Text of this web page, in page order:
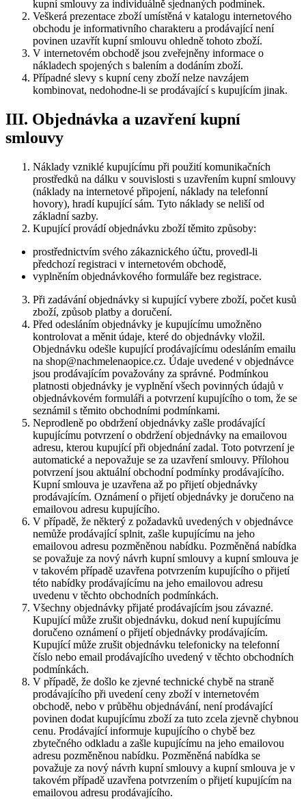
kupní smlouvy za individuálně sjednaných podmínek.
Veškerá prezentace zboží umístěná v katalogu internetového
obchodu je informativního charakteru a prodávající není
povinen uzavřít kupní smlouvu ohledně tohoto zboží.
V internetovém obchodě jsou zveřejněny informace o
nákladech spojených s balením a dodáním zboží.
Případné slevy s kupní ceny zboží nelze navzájem
kombinovat, nedohodne-li se prodávající s kupujícím jinak.
III. Objednávka a uzavření kupní
smlouvy
Náklady vzniklé kupujícímu při použití komunikačních
prostředků na dálku v souvislosti s uzavřením kupní smlouvy
(náklady na internetové připojení, náklady na telefonní
hovory), hradí kupující sám. Tyto náklady se neliší od
základní sazby.
Kupující provádí objednávku zboží těmito způsoby:
prostřednictvím svého zákaznického účtu, provedl-li
předchozí registraci v internetovém obchodě,
vyplněním objednávkového formuláře bez registrace.
Při zadávání objednávky si kupující vybere zboží, počet kusů
zboží, způsob platby a doručení.
Před odesláním objednávky je kupujícímu umožněno
kontrolovat a měnit údaje, které do objednávky vložil.
Objednávku odešle kupující prodávajícímu odesláním emailu
na shop@nachmelenaopice.cz. Údaje uvedené v objednávce
jsou prodávajícím považovány za správné. Podmínkou
platnosti objednávky je vyplnění všech povinných údajů v
objednávkovém formuláři a potvrzení kupujícího o tom, že se
seznámil s těmito obchodními podmínkami.
Neprodleně po obdržení objednávky zašle prodávající
kupujícímu potvrzení o obdržení objednávky na emailovou
adresu, kterou kupující při objednání zadal. Toto potvrzení je
automatické a nepovažuje se za uzavření smlouvy. Přílohou
potvrzení jsou aktuální obchodní podmínky prodávajícího.
Kupní smlouva je uzavřena až po přijetí objednávky
prodávajícím. Oznámení o přijetí objednávky je doručeno na
emailovou adresu kupujícího.
V případě, že některý z požadavků uvedených v objednávce
nemůže prodávající splnit, zašle kupujícímu na jeho
emailovou adresu pozměněnou nabídku. Pozměněná nabídka
se považuje za nový návrh kupní smlouvy a kupní smlouva je
v takovém případě uzavřena potvrzením kupujícího o přijetí
této nabídky prodávajícímu na jeho emailovou adresu
uvedenu v těchto obchodních podmínkách.
Všechny objednávky přijaté prodávajícím jsou závazné.
Kupující může zrušit objednávku, dokud není kupujícímu
doručeno oznámení o přijetí objednávky prodávajícím.
Kupující může zrušit objednávku telefonicky na telefonní
číslo nebo email prodávajícího uvedený v těchto obchodních
podmínkách.
V případě, že došlo ke zjevné technické chybě na straně
prodávajícího při uvedení ceny zboží v internetovém
obchodě, nebo v průběhu objednávání, není prodávající
povinen dodat kupujícímu zboží za tuto zcela zjevně chybnou
cenu. Prodávající informuje kupujícího o chybě bez
zbytečného odkladu a zašle kupujícímu na jeho emailovou
adresu pozměněnou nabídku. Pozměněná nabídka se
považuje za nový návrh kupní smlouvy a kupní smlouva je v
takovém případě uzavřena potvrzením o přijetí kupujícím na
emailovou adresu prodávajícího.